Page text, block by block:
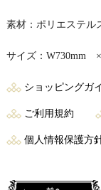
素材：ポリエステル
サイズ：W730mm
ショッピングガ
ご利用規約
個人情報保護方